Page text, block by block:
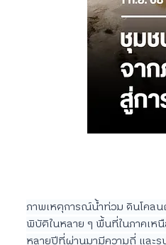
ภาพเหตุการณ์น้ำท่วม ดินโคลน
พิบัติในหลาย ๆ พื้นที่ในภาคเห
หลายปีที่ผ่านมามีความถี่ และรุ